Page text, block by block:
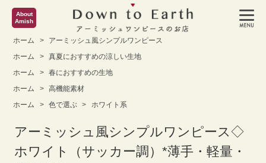
About
Amish
ホーム >
アーミッシュ風シンプルワンピース
ホーム
> 真夏におすすめの涼しい生地
ホーム
> 春におすすめの生地
ホーム
> 高機能素材
ホーム
> 色で選ぶ > ホワイト系
アーミッシュ風シンプルワンピース◇
ホワイト（サッカー調）*薄手・軽量・